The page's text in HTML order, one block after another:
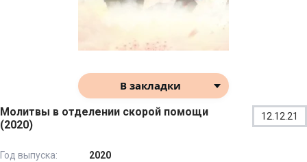
В закладки
Молитвы в отделении скорой помощи
(2020)
12.12.21
Год выпуска:
2020